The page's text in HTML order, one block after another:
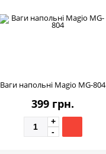
Ваги напольні Magio MG-804
399 грн.